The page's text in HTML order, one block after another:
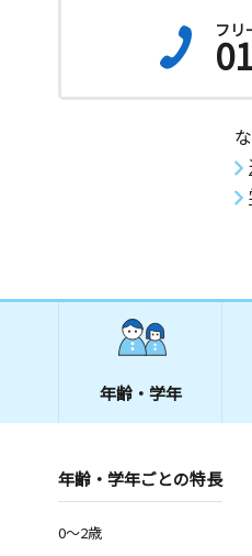
フリ
年齢・学年
年齢・学年ごとの特長
0～2歳